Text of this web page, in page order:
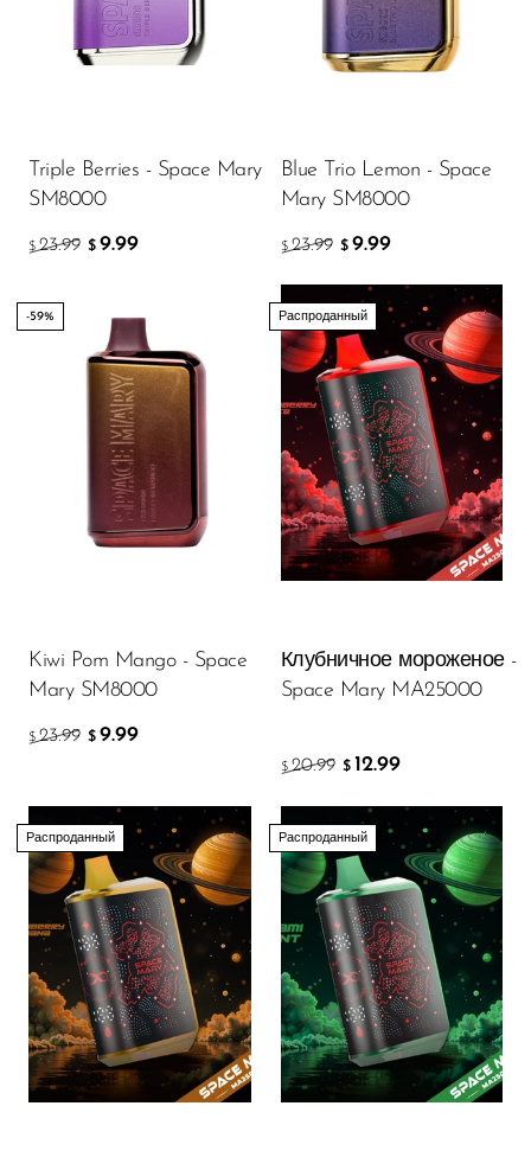
ROMO
Sigelei
Snoopy Smoke
Snowwolf
Space Mary
Spree Bar
Suonon
Suorin
SWFT
TWIST
VIHO
Voom
Yo Bar
YOXY
Yovo
Zovoo by Voopoo
Dragbar
Triple Berries - Space Mary
SM8000
$ 23.99 $ 9.99
Blue Trio Lemon - Space
Mary SM8000
$ 23.99 $ 9.99
-59%
Kiwi Pom Mango - Space
Mary SM8000
$ 23.99 $ 9.99
Распроданный
Клубничное мороженое -
Space Mary MA25000
$ 20.99 $ 12.99
Распроданный Распроданный